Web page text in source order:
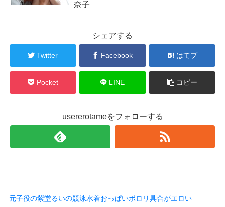
奈子
シェアする
Twitter Facebook はてブ
Pocket LINE コピー
usererotameをフォローする
元子役の紫堂るいの競泳水着おっぱいポロリ具合がエロい